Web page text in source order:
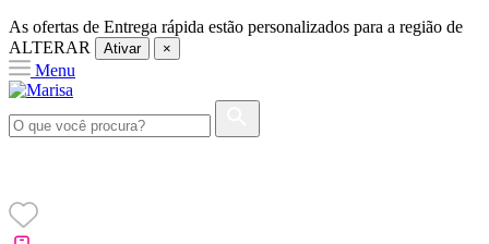
As ofertas de Entrega rápida estão personalizados para a região de
ALTERAR
Ativar ×
Menu